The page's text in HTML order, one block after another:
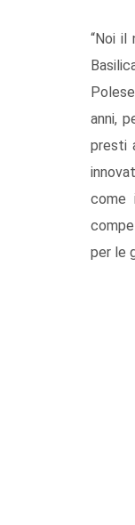
“Noi il
anni,
presti
come
per le